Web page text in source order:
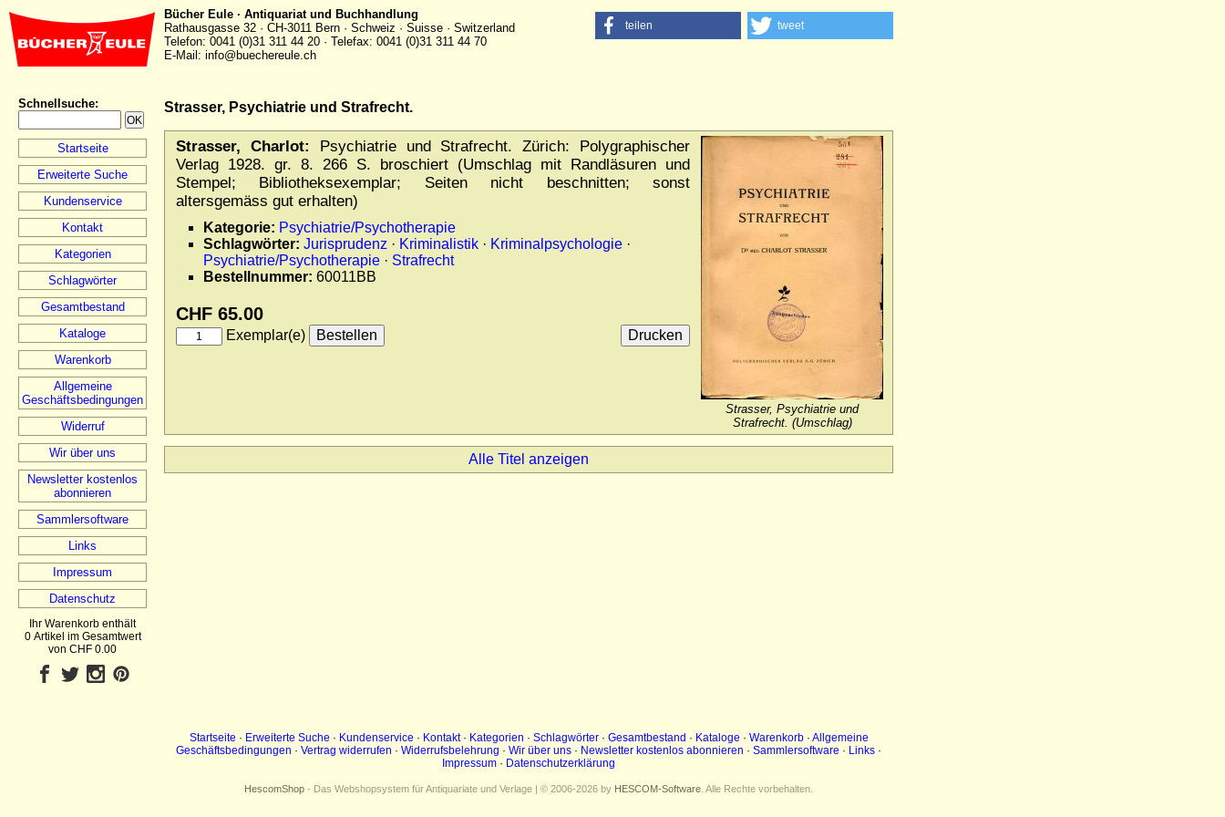
Bücher Eule · Antiquariat und Buchhandlung
Rathausgasse 32 · CH-3011 Bern · Schweiz · Suisse · Switzerland
Telefon: 0041 (0)31 311 44 20 · Telefax: 0041 (0)31 311 44 70
E-Mail: info@buechereule.ch
teilen tweet
Schnellsuche:
Startseite
Erweiterte Suche
Kundenservice
Kontakt
Kategorien
Schlagwörter
Gesamtbestand
Kataloge
Warenkorb
Allgemeine
Geschäftsbedingungen
Widerruf
Wir über uns
Newsletter kostenlos
abonnieren
Sammlersoftware
Links
Impressum
Datenschutz
Ihr Warenkorb enthält
0 Artikel im Gesamtwert
von CHF 0.00
Strasser, Psychiatrie und Strafrecht.
Strasser, Charlot: Psychiatrie und Strafrecht. Zürich: Polygraphischer
Verlag 1928. gr. 8. 266 S. broschiert (Umschlag mit Randläsuren und
Stempel; Bibliotheksexemplar; Seiten nicht beschnitten; sonst
altersgemäss gut erhalten)
Kategorie: Psychiatrie/Psychotherapie
Schlagwörter: Jurisprudenz · Kriminalistik · Kriminalpsychologie ·
Psychiatrie/Psychotherapie · Strafrecht
Bestellnummer: 60011BB
CHF 65.00
Exemplar(e)
Strasser, Psychiatrie und
Strafrecht. (Umschlag)
Alle Titel anzeigen
Startseite · Erweiterte Suche · Kundenservice · Kontakt· Kategorien · Schlagwörter· Gesamtbestand · Kataloge · Warenkorb· Allgemeine
Geschäftsbedingungen · Vertrag widerrufen · Widerrufsbelehrung · Wir über uns · Newsletter kostenlos abonnieren · Sammlersoftware · Links ·
Impressum · Datenschutzerklärung
HescomShop - Das Webshopsystem für Antiquariate und Verlage | © 2006-2026 by HESCOM-Software . Alle Rechte vorbehalten.